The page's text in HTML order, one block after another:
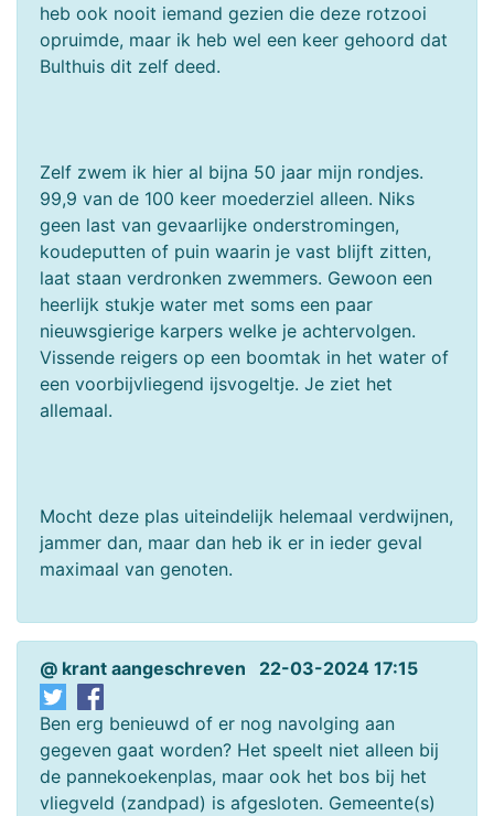
heb ook nooit iemand gezien die deze rotzooi
opruimde, maar ik heb wel een keer gehoord dat
Bulthuis dit zelf deed.
Zelf zwem ik hier al bijna 50 jaar mijn rondjes.
99,9 van de 100 keer moederziel alleen. Niks
geen last van gevaarlijke onderstromingen,
koudeputten of puin waarin je vast blijft zitten,
laat staan verdronken zwemmers. Gewoon een
heerlijk stukje water met soms een paar
nieuwsgierige karpers welke je achtervolgen.
Vissende reigers op een boomtak in het water of
een voorbijvliegend ijsvogeltje. Je ziet het
allemaal.
Mocht deze plas uiteindelijk helemaal verdwijnen,
jammer dan, maar dan heb ik er in ieder geval
maximaal van genoten.
@ krant aangeschreven 22-03-2024 17:15
Ben erg benieuwd of er nog navolging aan
gegeven gaat worden? Het speelt niet alleen bij
de pannekoekenplas, maar ook het bos bij het
vliegveld (zandpad) is afgesloten. Gemeente(s)